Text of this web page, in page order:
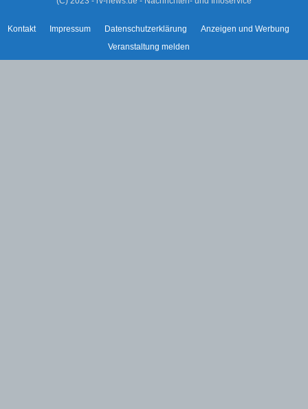
Kontakt Impressum Datenschutzerklärung
Anzeigen und Werbung
Veranstaltung melden